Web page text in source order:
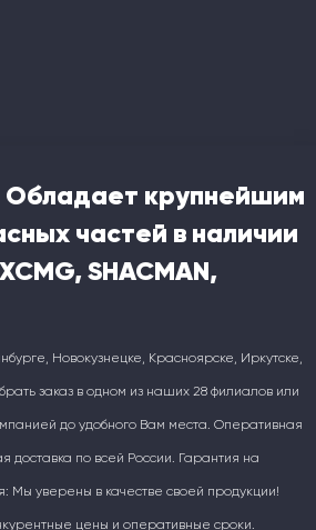
крупнейшим
частей в наличии
SHACMAN,
Новокузнецке, Красноярске, Иркутске,
заказ в одном из наших 28 филиалов или
до удобного Вам места. Оперативная
доставка по всей России. Гарантия на
Мы уверены в качестве своей продукции!
цены и оперативные сроки.